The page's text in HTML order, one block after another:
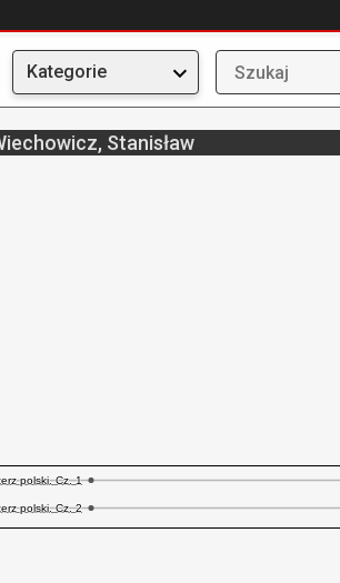
Kategorie
Stanisław
polski. Cz. 1
polski. Cz. 2